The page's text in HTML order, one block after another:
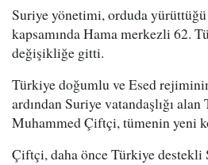
Suriye yönetimi, orduda yürüttüğü
kapsamında Hama merkezli 62.
değişikliğe gitti.
Türkiye doğumlu ve Esed
ardından Suriye vatandaşlığı
Muhammed Çiftçi, tümenin yeni
Çiftçi, daha önce Türkiye destekli